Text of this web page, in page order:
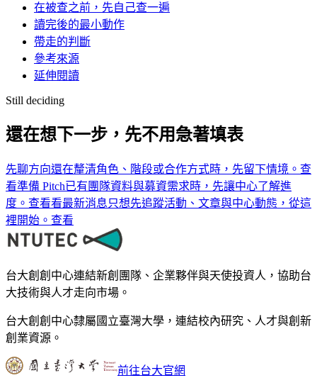
在被查之前，先自己查一遍
讀完後的最小動作
帶走的判斷
參考來源
延伸閱讀
Still deciding
還在想下一步，先不用急著填表
先聊方向還在釐清角色、階段或合作方式時，先留下情境。 查
看準備 Pitch已有團隊資料與募資需求時，先讓中心了解進
度。 查看看最新消息只想先追蹤活動、文章與中心動態，從這
裡開始。 查看
台大創創中心連結新創團隊、企業夥伴與天使投資人，協助台
大技術與人才走向市場。
台大創創中心隸屬國立臺灣大學，連結校內研究、人才與創新
創業資源。
前往台大官網